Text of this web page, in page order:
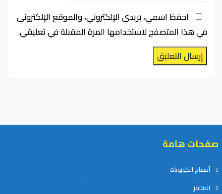
احفظ اسمي، بريدي الإلكتروني، والموقع الإلكتروني
في هذا المتصفح لاستخدامها المرة المقبلة في تعليقي.
إرسال التعليق
صفحات هامة
أقسام الكوبونات
المتاجر